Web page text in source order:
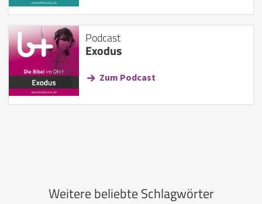
Podcast
Exodus
Zum Podcast
Weitere beliebte Schlagwörter